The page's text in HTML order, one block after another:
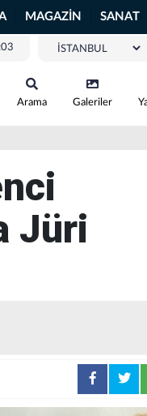
MAGAZİN SANAT
Arama Galeriler
Jüri